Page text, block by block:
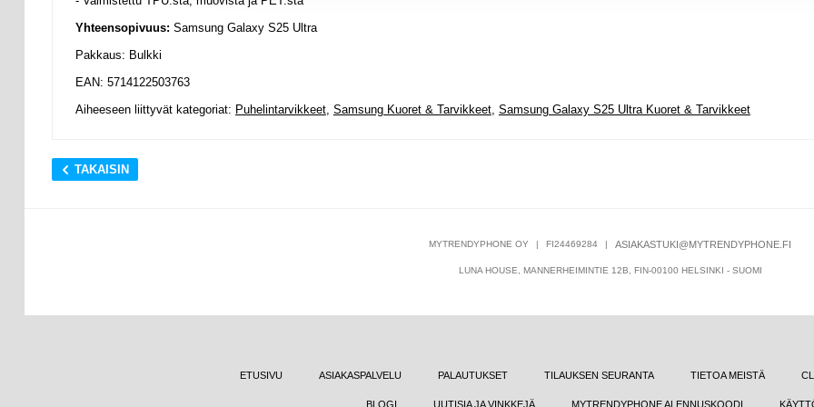
Yhteensopivuus: Samsung Galaxy S25 Ultra
Pakkaus: Bulkki
EAN: 5714122503763
Aiheeseen liittyvät kategoriat: Puhelintarvikkeet, Samsung Kuoret & Tarvikkeet, Samsung Galaxy S25 Ultra Kuoret & Tarvikkeet
TAKAISIN
MYTRENDYPHONE OY | FI24469284 | ASIAKASTUKI@MYTRENDYPHONE.FI
LUNA HOUSE, MANNERHEIMINTIE 12B, FIN-00100 HELSINKI - SUOMI
ETUSIVU ASIAKASPALVELU PALAUTUKSET TILAUKSEN SEURANTA TIETOA MEISTÄ
BLOGI UUTISIA JA VINKKEJÄ MYTRENDYPHONE ALENNUSKOODI